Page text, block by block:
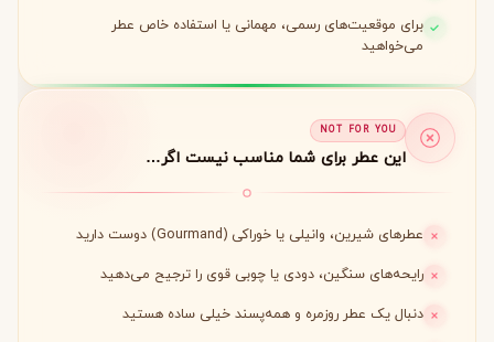
برای موقعیت‌های رسمی، مهمانی یا استفاده خاص عطر
می‌خواهید
NOT FOR YOU
این عطر برای شما مناسب نیست اگر…
عطرهای شیرین، وانیلی یا خوراکی (Gourmand) دوست دارید
رایحه‌های سنگین، دودی یا چوبی قوی را ترجیح می‌دهید
دنبال یک عطر روزمره و همه‌پسند خیلی ساده هستید